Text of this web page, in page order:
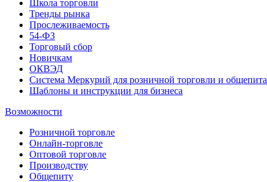
Школа торговли
Тренды рынка
Прослеживаемость
54-ФЗ
Торговый сбор
Новичкам
ОКВЭД
Система Меркурий для розничной торговли и общепита
Шаблоны и инструкции для бизнеса
Возможности
Розничной торговле
Онлайн-торговле
Оптовой торговле
Производству
Общепиту